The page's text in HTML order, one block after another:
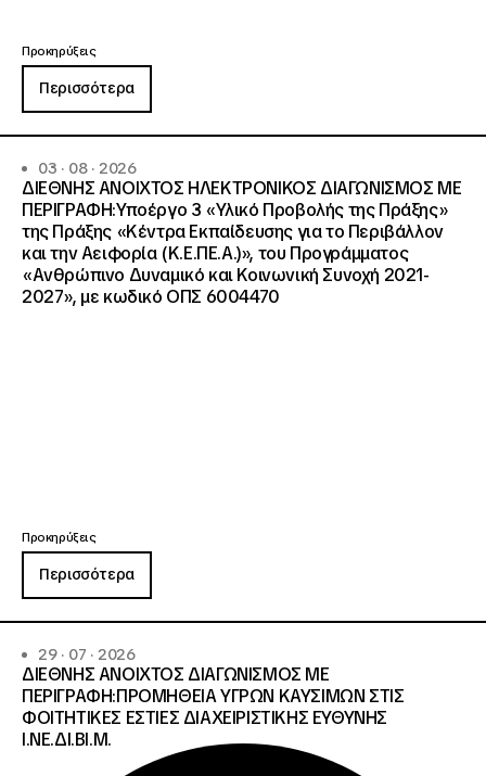
Προκηρύξεις
Περισσότερα
03 · 08 · 2026
ΔΙΕΘΝΗΣ ΑΝΟΙΧΤΟΣ ΗΛΕΚΤΡΟΝΙΚΟΣ ΔΙΑΓΩΝΙΣΜΟΣ ΜΕ
ΠΕΡΙΓΡΑΦΗ:Υποέργο 3 «Υλικό Προβολής της Πράξης»
της Πράξης «Κέντρα Εκπαίδευσης για το Περιβάλλον
και την Αειφορία (Κ.Ε.ΠΕ.Α.)», του Προγράμματος
«Ανθρώπινο Δυναμικό και Κοινωνική Συνοχή 2021-
2027», με κωδικό ΟΠΣ 6004470
Προκηρύξεις
Περισσότερα
29 · 07 · 2026
ΔΙΕΘΝΗΣ ΑΝΟΙΧΤΟΣ ΔΙΑΓΩΝΙΣΜΟΣ ΜΕ
ΠΕΡΙΓΡΑΦΗ:ΠΡΟΜΗΘΕΙΑ ΥΓΡΩΝ ΚΑΥΣΙΜΩΝ ΣΤΙΣ
ΦΟΙΤΗΤΙΚΕΣ ΕΣΤΙΕΣ ΔΙΑΧΕΙΡΙΣΤΙΚΗΣ ΕΥΘΥΝΗΣ
Ι.ΝΕ.ΔΙ.ΒΙ.Μ.